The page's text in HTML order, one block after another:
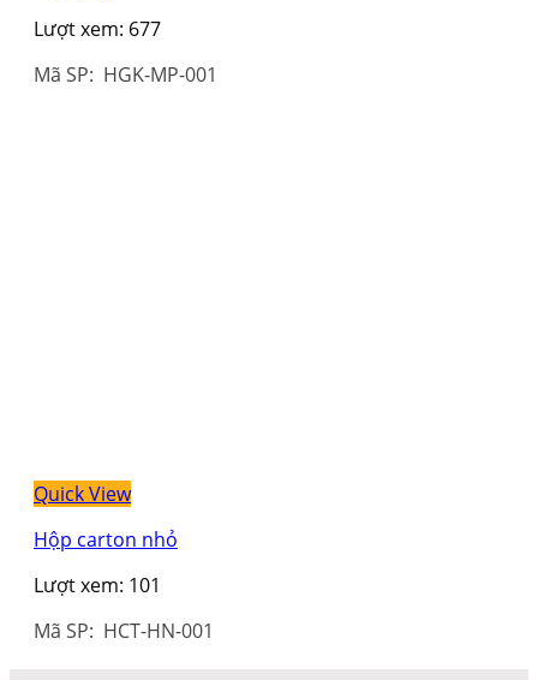
Lượt xem: 677
Mã SP: HGK-MP-001
Quick View
Hộp carton nhỏ
Lượt xem: 101
Mã SP: HCT-HN-001